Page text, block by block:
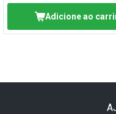
Adicione ao